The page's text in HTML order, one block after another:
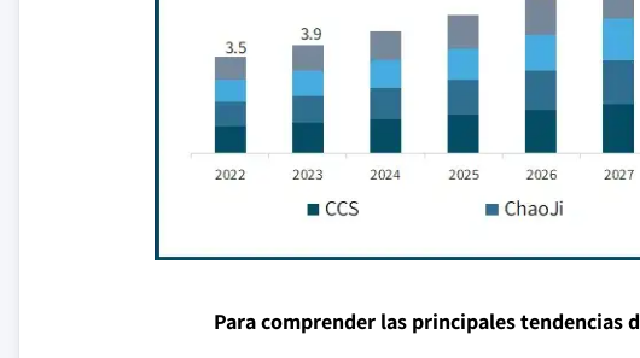
Para comprender las principales tendencias